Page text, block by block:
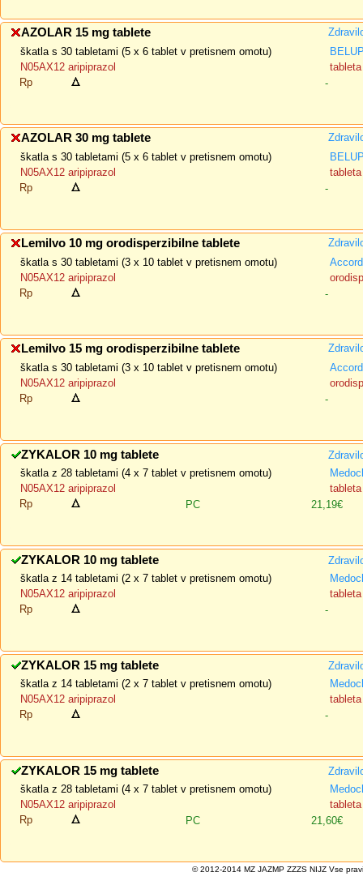
AZOLAR 15 mg tablete
škatla s 30 tabletami (5 x 6 tablet v pretisnem omotu)
N05AX12 aripiprazol
tableta
Rp
-
AZOLAR 30 mg tablete
škatla s 30 tabletami (5 x 6 tablet v pretisnem omotu)
N05AX12 aripiprazol
tableta
Rp
-
Lemilvo 10 mg orodisperzibilne tablete
škatla s 30 tabletami (3 x 10 tablet v pretisnem omotu)
N05AX12 aripiprazol
Rp
-
Lemilvo 15 mg orodisperzibilne tablete
škatla s 30 tabletami (3 x 10 tablet v pretisnem omotu)
N05AX12 aripiprazol
Rp
-
ZYKALOR 10 mg tablete
škatla z 28 tabletami (4 x 7 tablet v pretisnem omotu)
N05AX12 aripiprazol
tableta
Rp
PC 21,19€
ZYKALOR 10 mg tablete
škatla z 14 tabletami (2 x 7 tablet v pretisnem omotu)
N05AX12 aripiprazol
tableta
Rp
-
ZYKALOR 15 mg tablete
škatla z 14 tabletami (2 x 7 tablet v pretisnem omotu)
N05AX12 aripiprazol
tableta
Rp
-
ZYKALOR 15 mg tablete
škatla z 28 tabletami (4 x 7 tablet v pretisnem omotu)
N05AX12 aripiprazol
tableta
Rp
PC 21,60€
© 2012-2014 MZ JAZMP ZZZS NIJZ Vse